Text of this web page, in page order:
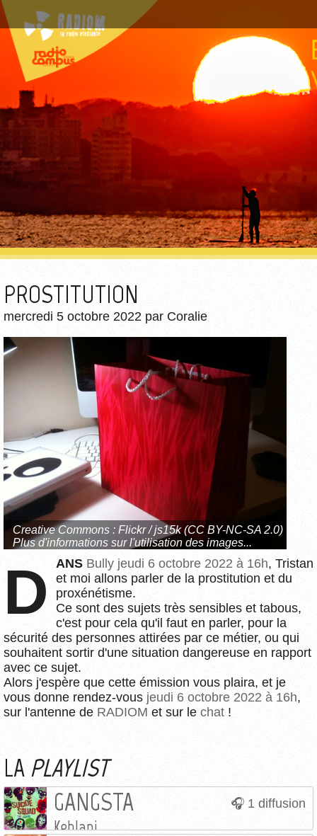
PROSTITUTION
mercredi 5 octobre 2022 par Coralie
Creative Commons : Flickr / js15k (CC BY-NC-SA 2.0)
Plus d'informations sur l'utilisation des images...
DANS Bully jeudi 6 octobre 2022 à 16h, Tristan
et moi allons parler de la prostitution et du
proxénétisme.
Ce sont des sujets très sensibles et tabous,
c'est pour cela qu'il faut en parler, pour la
sécurité des personnes attirées par ce métier, ou qui
souhaitent sortir d'une situation dangereuse en rapport
avec ce sujet.
Alors j'espère que cette émission vous plaira, et je
vous donne rendez-vous jeudi 6 octobre 2022 à 16h,
sur l'antenne de RADIOM et sur le chat !
LA PLAYLIST
1 diffusion
GANGSTA
Kehlani